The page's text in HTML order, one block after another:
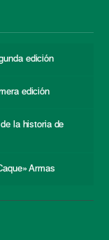
edición
edición
la historia de
Armas